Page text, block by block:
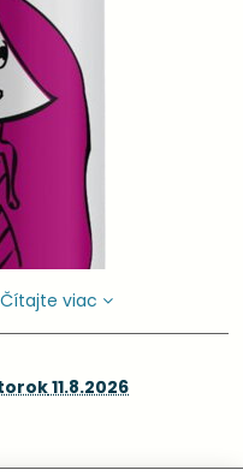
Čítajte viac
11.8.2026